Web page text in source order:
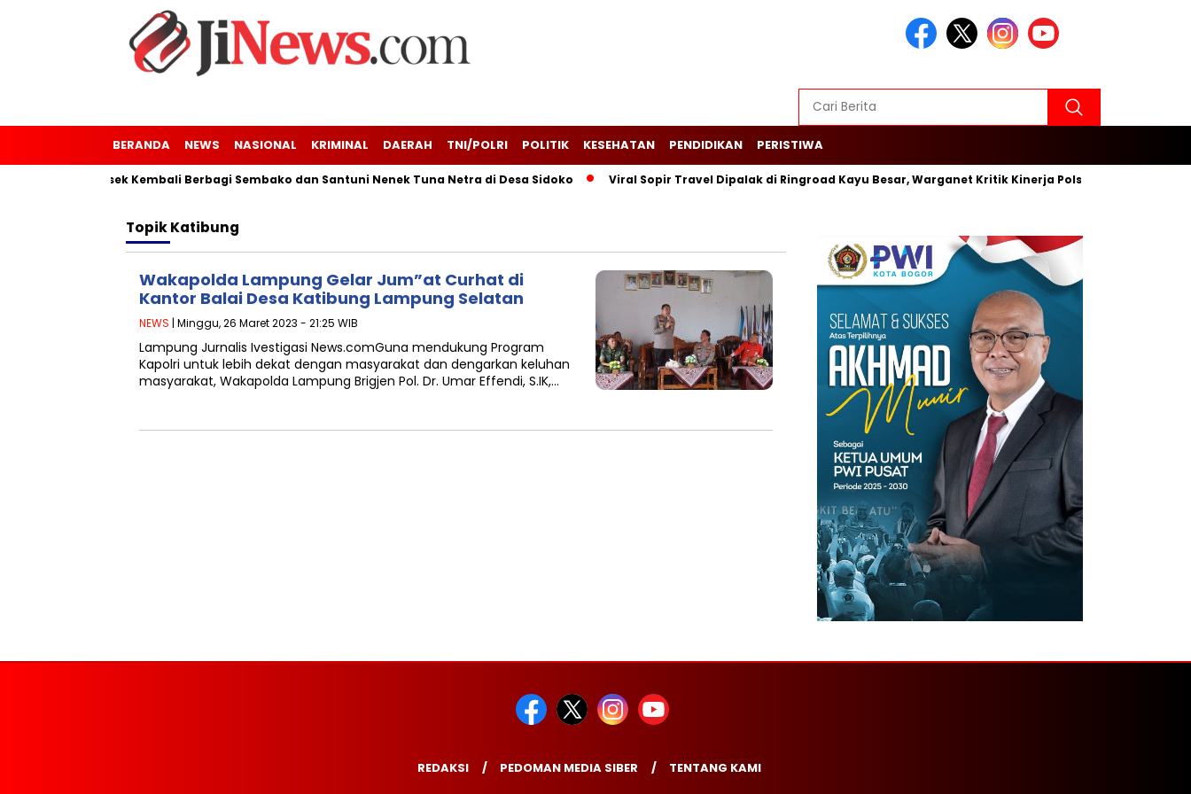
BERANDA NEWS NASIONAL KRIMINAL DAERAH TNI/POLRI POLITIK KESEHATAN PENDIDIKAN PERISTIWA
Kaler-Kresek Kembali Berbagi Sembako dan Santuni Nenek Tuna Netra di Desa Sidoko Viral Sopir Travel Dipalak di Ringroad Kayu Besar, Warganet Kritik Kinerja Polsek Cengkareng
TopikKatibung
Wakapolda Lampung Gelar Jum”at Curhat di
Kantor Balai Desa Katibung Lampung Selatan
NEWS | Minggu, 26 Maret 2023 - 21:25 WIB
Lampung Jurnalis Ivestigasi News.comGuna mendukung Program
Kapolri untuk lebih dekat dengan masyarakat dan dengarkan keluhan
masyarakat, Wakapolda Lampung Brigjen Pol. Dr. Umar Effendi, S.IK,…
REDAKSI PEDOMAN MEDIA SIBER TENTANG KAMI